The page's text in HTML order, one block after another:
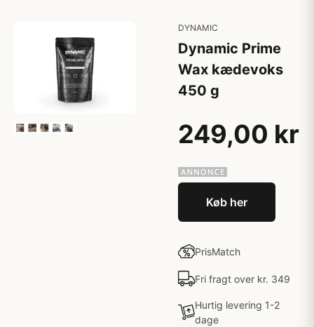
DYNAMIC
Dynamic Prime
Wax kædevoks
450 g
249,00 kr
Køb her
PrisMatch
Fri fragt over kr. 349
Hurtig levering 1-2
dage